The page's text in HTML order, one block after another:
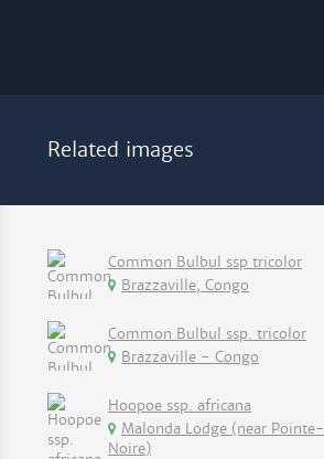
Related images
Common Bulbul ssp tricolor
Brazzaville, Congo
Common Bulbul ssp. tricolor
Brazzaville - Congo
Hoopoe ssp. africana
Malonda Lodge (near Pointe-
Noire)